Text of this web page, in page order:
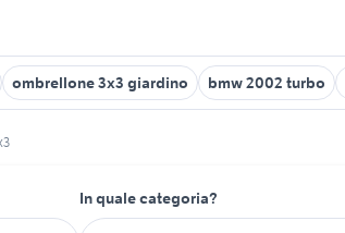
ombrellone 3x3 giardino bmw 2002 turbo
In quale categoria?